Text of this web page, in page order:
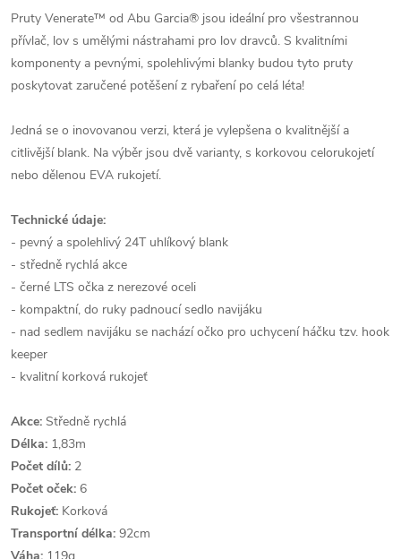
Pruty Venerate™ od Abu Garcia® jsou ideální pro všestrannou
přívlač, lov s umělými nástrahami pro lov dravců. S kvalitními
komponenty a pevnými, spolehlivými blanky budou tyto pruty
poskytovat zaručené potěšení z rybaření po celá léta!
Jedná se o inovovanou verzi, která je vylepšena o kvalitnější a
citlivější blank. Na výběr jsou dvě varianty, s korkovou celorukojetí
nebo dělenou EVA rukojetí.
Technické údaje:
- pevný a spolehlivý 24T uhlíkový blank
- středně rychlá akce
- černé LTS očka z nerezové oceli
- kompaktní, do ruky padnoucí sedlo navijáku
- nad sedlem navijáku se nachází očko pro uchycení háčku tzv. hook
keeper
- kvalitní korková rukojeť
Akce: Středně rychlá
Délka: 1,83m
Počet dílů: 2
Počet oček: 6
Rukojeť: Korková
Transportní délka: 92cm